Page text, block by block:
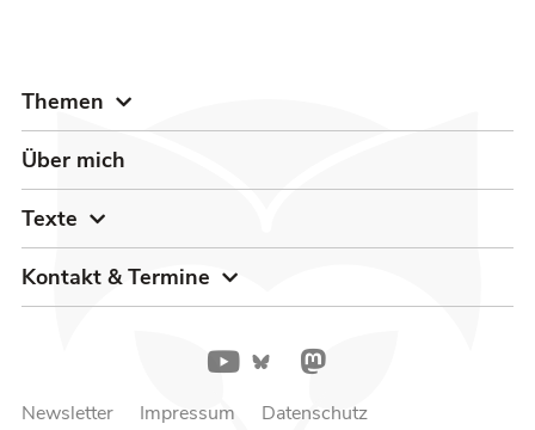
Themen
Über mich
Texte
Kontakt & Termine
Newsletter Impressum Datenschutz